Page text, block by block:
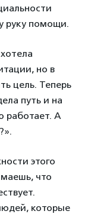
руку помощи.
но в
цель. Теперь
путь и на
работает. А
этого
что
которые